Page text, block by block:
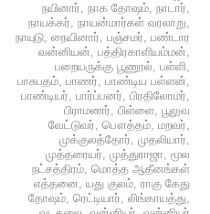
நயினார், நாக தோஷம், நாடார்,
நாயக்கர், நாயன்மார்கள் வரலாறு,
நாயுடு, நையினார், பஞ்சமர், பண்டார
வன்னியன், பத்திரகாளியம்மன்,
பறையருக்கு பூணூல், பள்ளி,
பாசுபதம், பாணர், பாண்டிய பள்ளன்,
பாண்டியர், பார்ப்பனர், பிரதிலோமர்,
பிராமணர், பிள்ளை, பூலுவ
வேட்டுவர், பௌத்தம், மறவர்,
முக்குலத்தோர், முதலியார்,
முத்தரையர், முத்துராஜா, மூல
நட்சத்திரம், மொத்த ஆதீனங்கள்
எத்தனை, யது குலம், ராகு கேது
தோஷம், ரெட்டியார், லிங்காயத்து,